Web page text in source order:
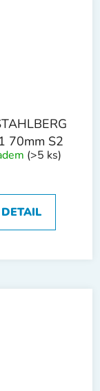
70mm S2
(>5 ks)
DETAIL